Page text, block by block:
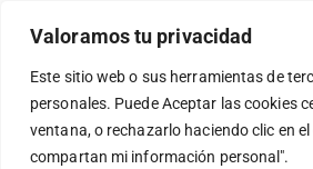
Valoramos tu privacidad
Este sitio web o sus herramientas de
personales. Puede Aceptar las cookies
ventana, o rechazarlo haciendo clic en el
compartan mi información personal".